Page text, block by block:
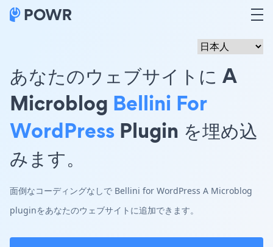
あなたのウェブサイトに A
Microblog Bellini For
WordPress Plugin を埋め込
みます。
面倒なコーディングなしで Bellini for WordPress A Microblog
pluginをあなたのウェブサイトに追加できます。